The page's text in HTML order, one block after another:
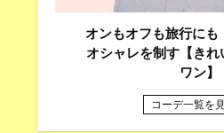
オンもオフも旅行にも
オシャレを制す【きれ
ワン】
コーデ一覧を